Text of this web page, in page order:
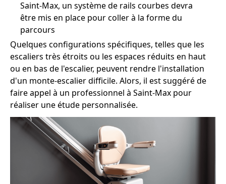
Saint-Max, un système de rails courbes devra
être mis en place pour coller à la forme du
parcours
Quelques configurations spécifiques, telles que les
escaliers très étroits ou les espaces réduits en haut
ou en bas de l'escalier, peuvent rendre l'installation
d'un monte-escalier difficile. Alors, il est suggéré de
faire appel à un professionnel à Saint-Max pour
réaliser une étude personnalisée.